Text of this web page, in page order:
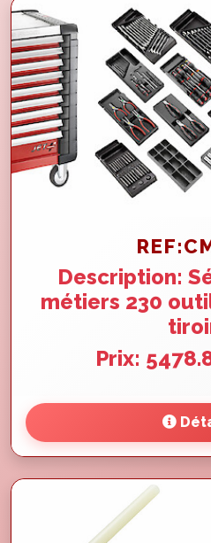
Description:
métiers 230
Prix: